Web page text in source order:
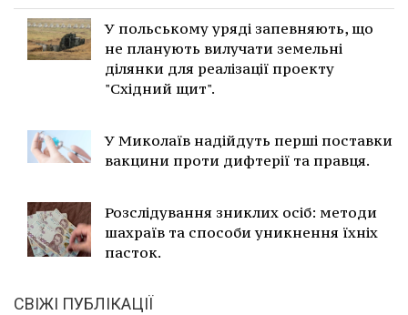
У польському уряді запевняють, що
не планують вилучати земельні
ділянки для реалізації проекту
"Східний щит".
У Миколаїв надійдуть перші поставки
вакцини проти дифтерії та правця.
Розслідування зниклих осіб: методи
шахраїв та способи уникнення їхніх
пасток.
СВІЖІ ПУБЛІКАЦІЇ